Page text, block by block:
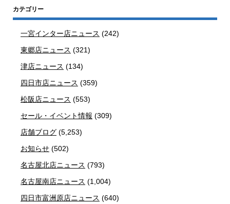
カテゴリー
一宮インター店ニュース (242)
東郷店ニュース (321)
津店ニュース (134)
四日市店ニュース (359)
松阪店ニュース (553)
セール・イベント情報 (309)
店舗ブログ (5,253)
お知らせ (502)
名古屋北店ニュース (793)
名古屋南店ニュース (1,004)
四日市富洲原店ニュース (640)